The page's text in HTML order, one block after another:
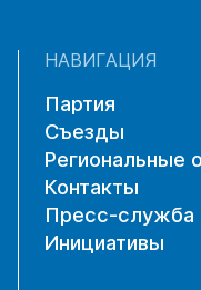
НАВИГАЦИЯ
Партия
Съезды
Региональные
Контакты
Пресс-служба
Инициативы